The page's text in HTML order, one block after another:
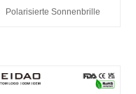
Polarisierte Sonnenbrille